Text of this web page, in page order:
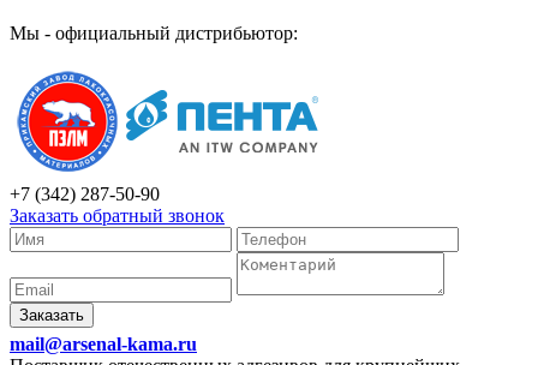
Мы - официальный дистрибьютор:
+7 (342) 287-50-90
Заказать обратный звонок
Заказать
mail@arsenal-kama.ru